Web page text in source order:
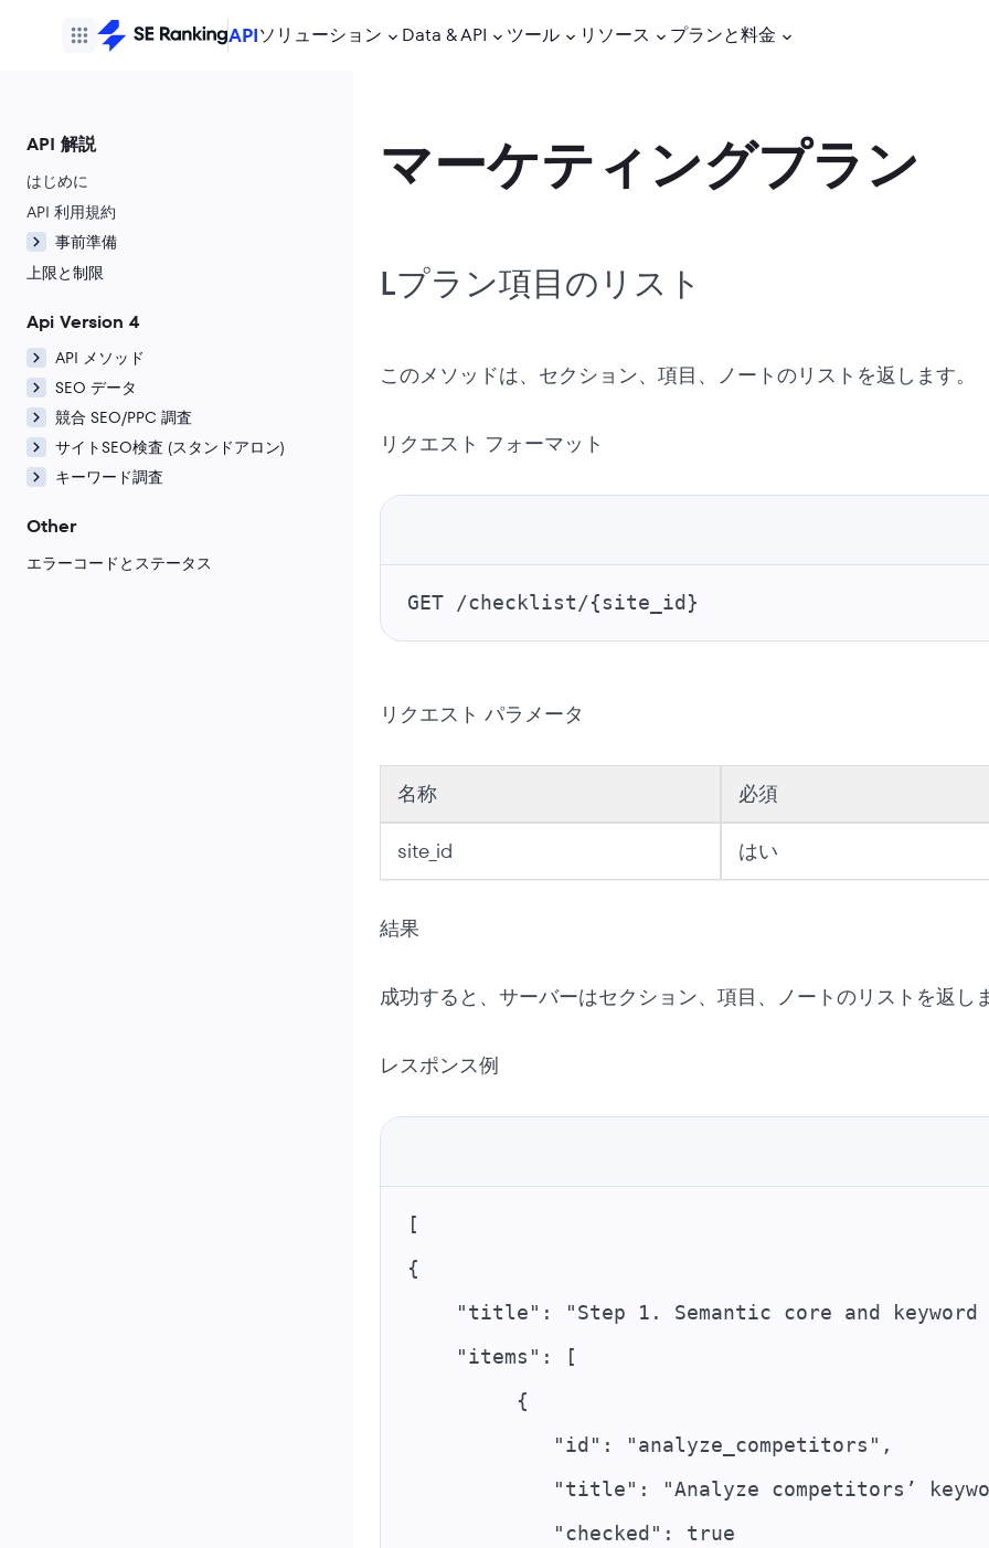
APIソリューション Data & API ツール リソース プランと料金
API 解説
はじめに
API 利用規約
事前準備
上限と制限
Api Version 4
API メソッド
SEO データ
競合 SEO/PPC 調査
サイトSEO検査 (スタンドアロン)
キーワード調査
Other
エラーコードとステータス
マーケティングプラン
Lプラン項目のリスト
このメソッドは、セクション、項目、ノートのリストを返します。
リクエスト フォーマット
GET /checklist/{site_id}
リクエスト パラメータ
名称 必須
site_id はい
結果
成功すると、サーバーはセクション、項目、ノートのリストを返し
レスポンス例
[
{
"title": "Step 1. Semantic core and keyword
    "items": [
         {
            "id": "analyze_competitors",
"title": "Analyze competitors’
            "checked": true